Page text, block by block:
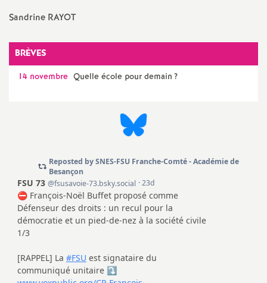
E
g
Sandrine RAYOT
BRÈVES
14 novembre Quelle école pour demain ?